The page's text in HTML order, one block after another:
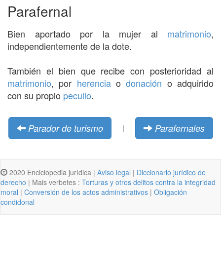
Parafernal
Bien aportado por la mujer al matrimonio,
independientemente de la dote.
También el bien que recibe con posterioridad al
matrimonio, por herenciaodonación o adquirido
con su propio peculio.
Parador de turismo | Parafernales
2020 Enciclopedia jurídica | Aviso legal | Diccionario jurídico de
derecho | Mais verbetes : Torturas y otros delitos contra la integridad
moral | Conversión de los actos administrativos | Obligación
condidonal